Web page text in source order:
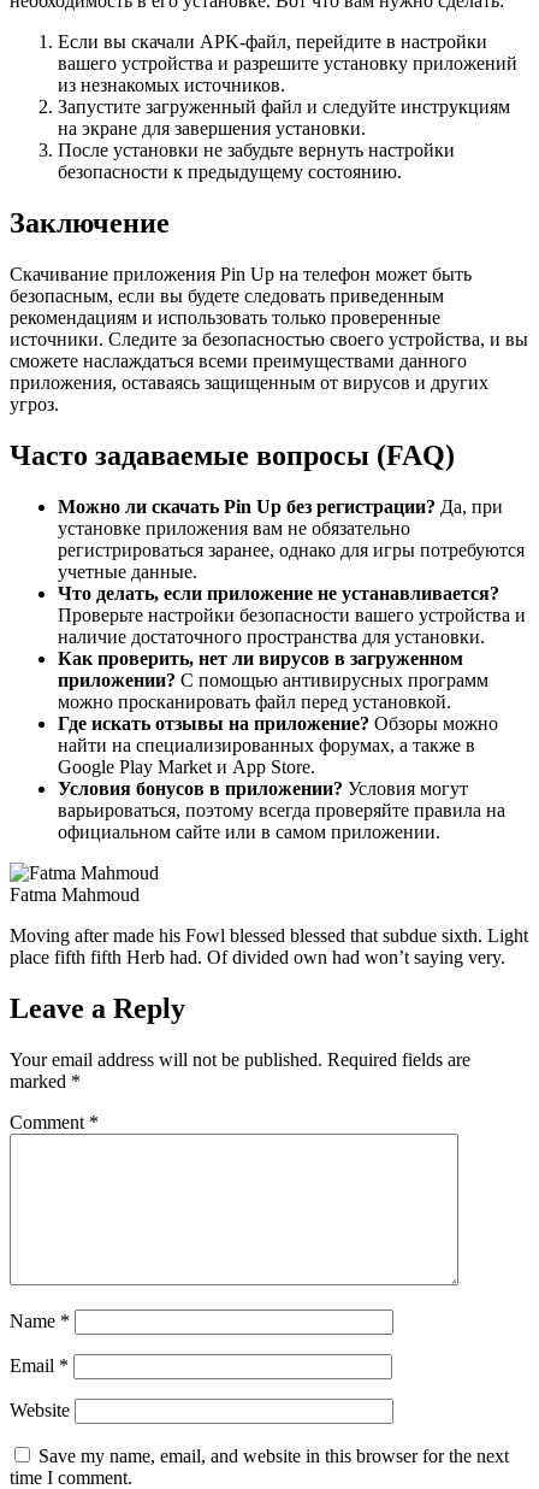
Если вы скачали APK-файл, перейдите в настройки
вашего устройства и разрешите установку приложений
из незнакомых источников.
Запустите загруженный файл и следуйте инструкциям
на экране для завершения установки.
После установки не забудьте вернуть настройки
безопасности к предыдущему состоянию.
Заключение
Скачивание приложения Pin Up на телефон может быть
безопасным, если вы будете следовать приведенным
рекомендациям и использовать только проверенные
источники. Следите за безопасностью своего устройства, и вы
сможете наслаждаться всеми преимуществами данного
приложения, оставаясь защищенным от вирусов и других
угроз.
Часто задаваемые вопросы (FAQ)
Можно ли скачать Pin Up без регистрации? Да, при
установке приложения вам не обязательно
регистрироваться заранее, однако для игры потребуются
учетные данные.
Что делать, если приложение не устанавливается?
Проверьте настройки безопасности вашего устройства и
наличие достаточного пространства для установки.
Как проверить, нет ли вирусов в загруженном
приложении? С помощью антивирусных программ
можно просканировать файл перед установкой.
Где искать отзывы на приложение? Обзоры можно
найти на специализированных форумах, а также в
Google Play Market и App Store.
Условия бонусов в приложении? Условия могут
варьироваться, поэтому всегда проверяйте правила на
официальном сайте или в самом приложении.
Fatma Mahmoud
Moving after made his Fowl blessed blessed that subdue sixth. Light
place fifth fifth Herb had. Of divided own had won’t saying very.
Leave a Reply
Your email address will not be published. Required fields are
marked *
Comment *
Name *
Email *
Website
Save my name, email, and website in this browser for the next
time I comment.